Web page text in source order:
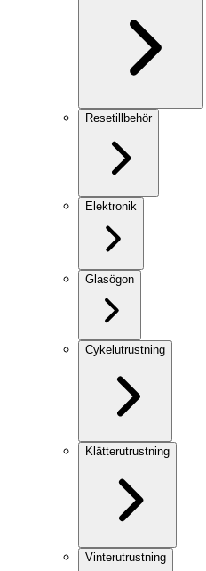
Resetillbehör
Elektronik
Glasögon
Cykelutrustning
Klätterutrustning
Vinterutrustning